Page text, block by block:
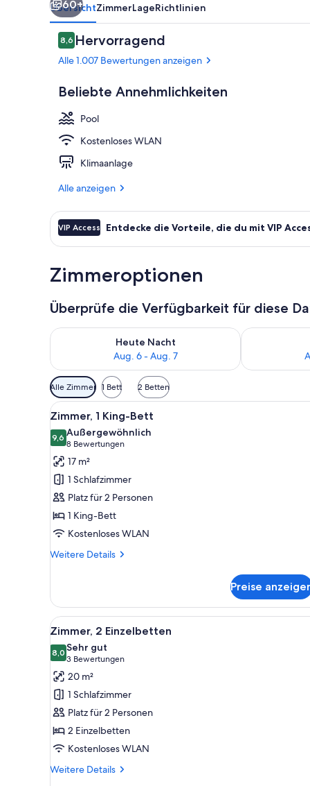
60+
ÜbersichtZimmerLageRichtlinien
Bewertungen
8,68,6 von 10.
Hervorragend
Alle 1.007 Bewertungen anzeigen
Beliebte Annehmlichkeiten
Pool
Kostenloses WLAN
Klimaanlage
Alle anzeigen
VIP Access Entdecke die Vorteile, die du mit VIP
Zimmeroptionen
Überprüfe die Verfügbarkeit für diese
Heute Nacht
Aug. 6 - Aug. 7
Überprüfe die Verfügbarkeit für heute Nacht, Aug. 6
Überprüfe
Verfügbare
Filter
für
Zimmer
Alle Zimmer 1 Bett 2 Betten
Alle
Fotos
für
Zimmer,
1 King-
Bett
anzeigen
Ein Hotelzimmer mit einem
4
Zimmer, 1 King-Bett
9,69,6 von 10
Außergewöhnlich
8 Bewertungen
(8
Bewertungen)
17 m²
1 Schlafzimmer
Platz für 2 Personen
1 King-Bett
Kostenloses WLAN
Weitere Details
Weitere
1 King-
Bett
Preise
Alle
Fotos
für
Zimmer,
2 Einzelbetten
anzeigen
Ein Hotelzimmer mit zwei
4
Zimmer, 2 Einzelbetten
8,08,0 von 10
Sehr gut
3 Bewertungen
(3
Bewertungen)
20 m²
1 Schlafzimmer
Platz für 2 Personen
2 Einzelbetten
Kostenloses WLAN
Weitere Details
Weitere